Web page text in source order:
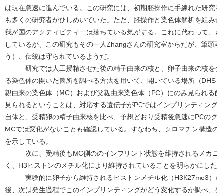
は現在急速に進んでいる。この研究には、初期胚操作に手練れた研
も多くの研究者がひしめいていた。ただ、胚操作と染色体解析を組
我が国のアクティビティーは落ちている気がする。これに代わって
しているが、この研究もその一人Zhangさんの研究室からだが、筆
う）、伝統は守られているようだ。
研究では人工授精させた後の精子由来の核と、卵子由来の核を
る染色体の開いた箇所を調べる方法を用いて、開いている場所（
親由来の染色体（MC）および父親由来染色体（PC）にのみ見られ
見られるということは、対応する遺伝子がPCではインプリンティン
自体と、受精卵の精子由来核を比べ、予想どおり受精後急速にPCの
MCでは変化がないことも確認している。すなわち、クロマチン構造
を示している。
次に、受精後もMC側ののインプリント状態を維持されるメカニ
く、H3ヒストンのメチル化により維持されていることを明らかにし
実験的に卵子から維持されるヒストンメチル化（H3K27me3）
後、次は発生過程でこのインプリンティングがどう変化するか調べ